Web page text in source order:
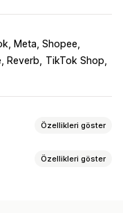
Meta, Shopee
Reverb
TikTok Shop
Özellikleri göster
Özellikleri göster